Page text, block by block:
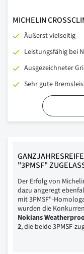
MICHELIN
Äußerst vielseitig
Leistungsfähig bei
Ausgezeichneter
Sehr gute
"3PMSF"
Der Erfolg von
dazu angeregt
mit 3PMSF"-
wurden die
Nokians
2, die beide 3PMSF-